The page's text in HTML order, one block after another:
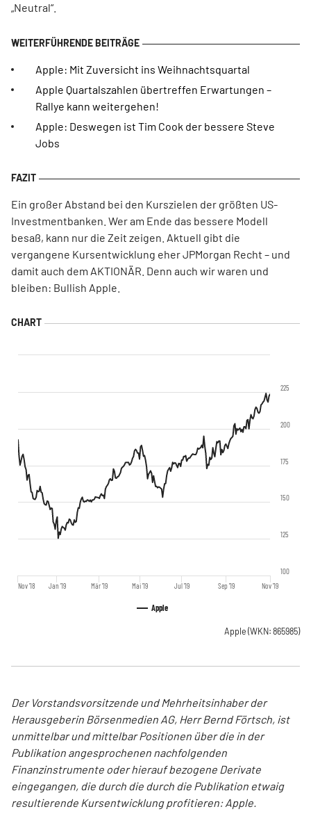
„Neutral“.
Apple: Mit Zuversicht ins Weihnachtsquartal
Apple Quartalszahlen übertreffen Erwartungen –
Rallye kann weitergehen!
Apple: Deswegen ist Tim Cook der bessere Steve
Jobs
Ein großer Abstand bei den Kurszielen der größten US-
Investmentbanken. Wer am Ende das bessere Modell
besaß, kann nur die Zeit zeigen. Aktuell gibt die
vergangene Kursentwicklung eher JPMorgan Recht – und
damit auch dem AKTIONÄR. Denn auch wir waren und
bleiben: Bullish Apple.
Apple
Nov '18 Jan '19 Mär '19 Mai '19 Jul '19 Sep '19 Nov '19
100
125
150
175
200
225
Apple (WKN: 865985)
Der Vorstandsvorsitzende und Mehrheitsinhaber der
Herausgeberin Börsenmedien AG, Herr Bernd Förtsch, ist
unmittelbar und mittelbar Positionen über die in der
Publikation angesprochenen nachfolgenden
Finanzinstrumente oder hierauf bezogene Derivate
eingegangen, die durch die durch die Publikation etwaig
resultierende Kursentwicklung profitieren: Apple.